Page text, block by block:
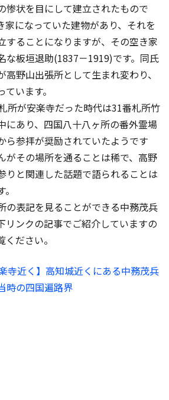
惨状を目にして建立されたもので
家になっていた建物があり、それを
することになりますが、その空き家
な板垣退助(1837－1919)です。同氏
野山出張所として生まれ変わり、
います。
所が安楽寺だった時代は31番札所竹
にあり、四国八十八ヶ所の番外霊場
ら参拝が奨励されていたようです
がその場所を通ることは稀で、高野
りと関連した話題で語られることは
の表記を見ることができる中務茂兵
リンクの記事でご紹介していますの
ださい。
寺近く】高知城近くにある中務茂兵
時の四国遍路界